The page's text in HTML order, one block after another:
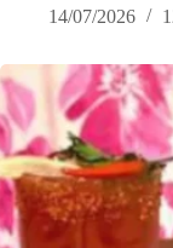
14/07/2026